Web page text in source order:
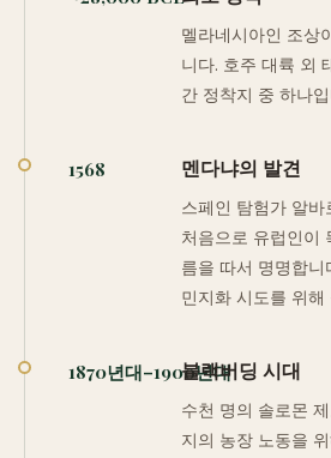
멜라네시아인 조상
니다. 호주 대륙 외
간 정착지 중 하나
1568 멘다냐의 발견
스페인 탐험가 알바
처음으로 유럽인이
름을 따서 명명합니
민지화 시도를 위해
1870년대–1900년대블랙버딩 시대
수천 명의 솔로몬
지의 농장 노동을